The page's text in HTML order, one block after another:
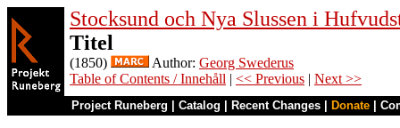
Stocksund och Nya Slussen i
Titel
(1850) Author: Georg Swederus
Table of Contents / Innehåll | << Previous | Next >>
Project Runeberg Catalog Recent Changes Donate